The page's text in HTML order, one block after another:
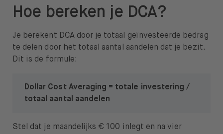
Hoe bereken je DCA?
Je berekent DCA door je totaal geïnvesteerde bedrag
te delen door het totaal aantal aandelen dat je bezit.
Dit is de formule:
Dollar Cost Averaging = totale investering /
totaal aantal aandelen
Stel dat je maandelijks € 100 inlegt en na vier